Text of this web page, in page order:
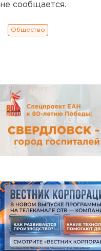
не сообщается.
Общество